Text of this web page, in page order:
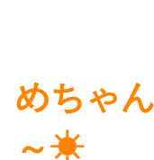
めちゃ
～☀